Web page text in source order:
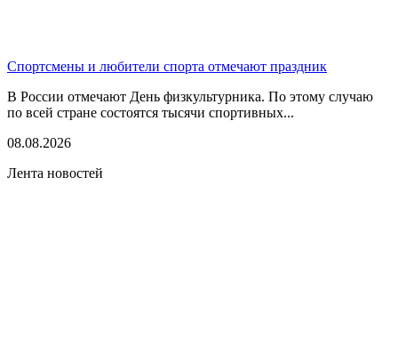
Спортсмены и любители спорта отмечают праздник
В России отмечают День физкультурника. По этому случаю
по всей стране состоятся тысячи спортивных...
08.08.2026
Лента новостей